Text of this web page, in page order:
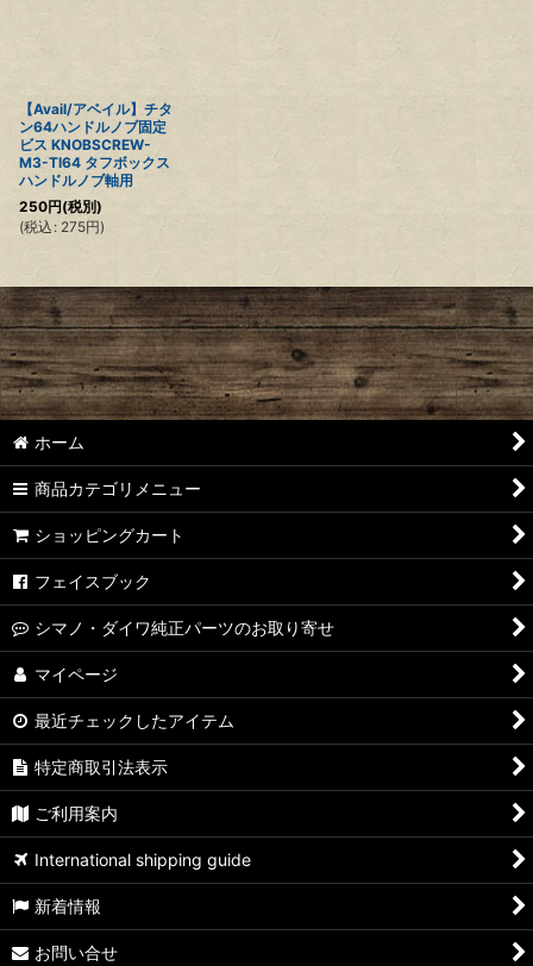
【Avail/アベイル】チタ
ン64ハンドルノブ固定
ビス KNOBSCREW-
M3-TI64 タフボックス
ハンドルノブ軸用
250円(税別)
(税込 : 275円)
ホーム
商品カテゴリメニュー
ショッピングカート
フェイスブック
シマノ・ダイワ純正パーツのお取り寄せ
マイページ
最近チェックしたアイテム
特定商取引法表示
ご利用案内
International shipping guide
新着情報
お問い合せ